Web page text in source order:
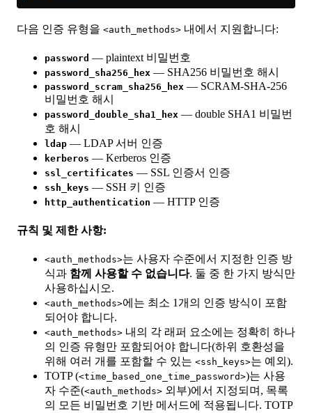
다음 인증 유형을 <auth_methods> 내에서 지원합니다:
password — plaintext 비밀번호
password_sha256_hex — SHA256 비밀번호 해시
password_scram_sha256_hex — SCRAM-SHA-256
비밀번호 해시
password_double_sha1_hex — double SHA1 비밀번
호 해시
ldap — LDAP 서버 인증
kerberos — Kerberos 인증
ssl_certificates — SSL 인증서 인증
ssh_keys — SSH 키 인증
http_authentication — HTTP 인증
규칙 및 제한 사항:
<auth_methods>는 사용자 수준에서 지정한 인증 방
식과 함께 사용할 수 없습니다. 둘 중 한 가지 방식만
사용하십시오.
<auth_methods>에는 최소 1개의 인증 방식이 포함
되어야 합니다.
<auth_methods> 내의 각 래퍼 요소에는 정확히 하나
의 인증 유형만 포함되어야 합니다(하위 호환성을
위해 여러 개를 포함할 수 있는 <ssh_keys>는 예외).
TOTP (<time_based_one_time_password>)는 사용
자 수준(<auth_methods> 외부)에서 지정되며, 목록
의 모든 비밀번호 기반 메서드에 적용됩니다. TOTP